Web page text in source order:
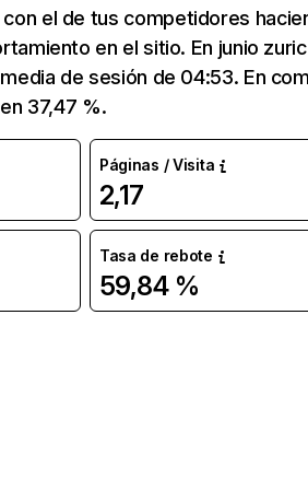
el de tus competidores
en el sitio. En junio
de sesión de 04:53. En
37,47 %.
Páginas / Visita
2,17
Tasa de rebote
59,84 %